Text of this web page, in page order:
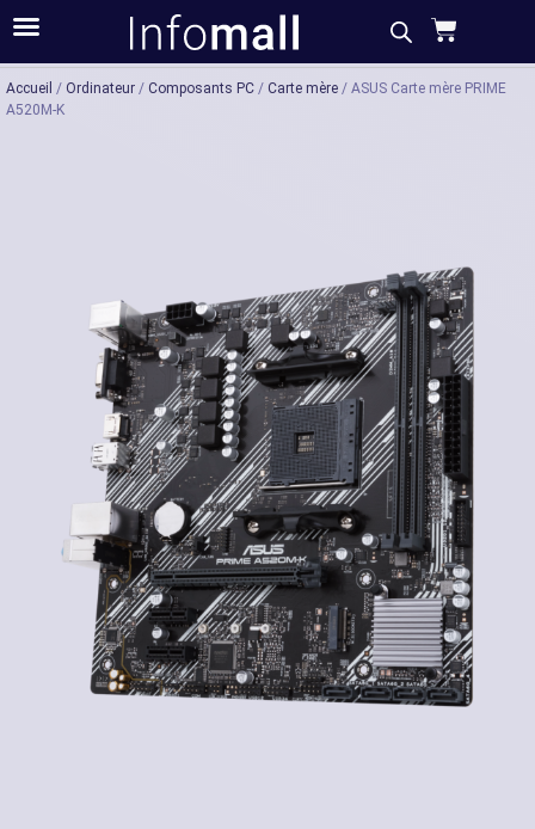
Acheter Description Caractéristiques
Accueil / Ordinateur / Composants PC / Carte mère / ASUS Carte mère PRIME
A520M-K